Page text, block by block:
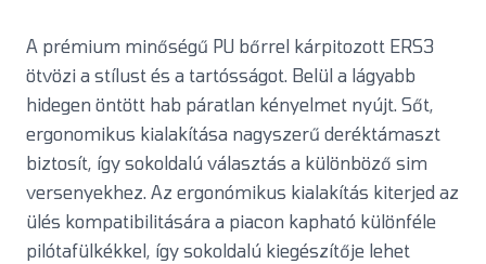
A prémium minőségű PU bőrrel kárpitozott ERS3
ötvözi a stílust és a tartósságot. Belül a lágyabb
hidegen öntött hab páratlan kényelmet nyújt. Sőt,
ergonomikus kialakítása nagyszerű deréktámaszt
biztosít, így sokoldalú választás a különböző sim
versenyekhez. Az ergonómikus kialakítás kiterjed az
ülés kompatibilitására a piacon kapható különféle
pilótafülkékkel, így sokoldalú kiegészítője lehet